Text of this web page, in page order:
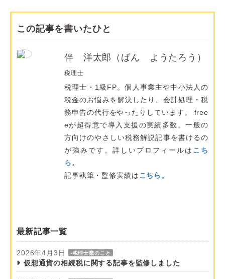
この記事を書いたひと
伴 洋太郎（ばん ようたろう）
税理士
税理士・1級FP。個人事業主や中小法人の
税金のお悩みを解決したり、会計処理・税
務申告の代行をやったりしています。 free
eが超得意で導入支援の実績多数。一般の
方向けのやさしい税務解説記事を書けるの
が強みです。詳しいプロフィールは こち
ら。
記事執筆・監修実績はこちら。
最新記事一覧
2026年4月3日 -税理士業のこと
仮想通貨の相続税に関する記事を監修しました